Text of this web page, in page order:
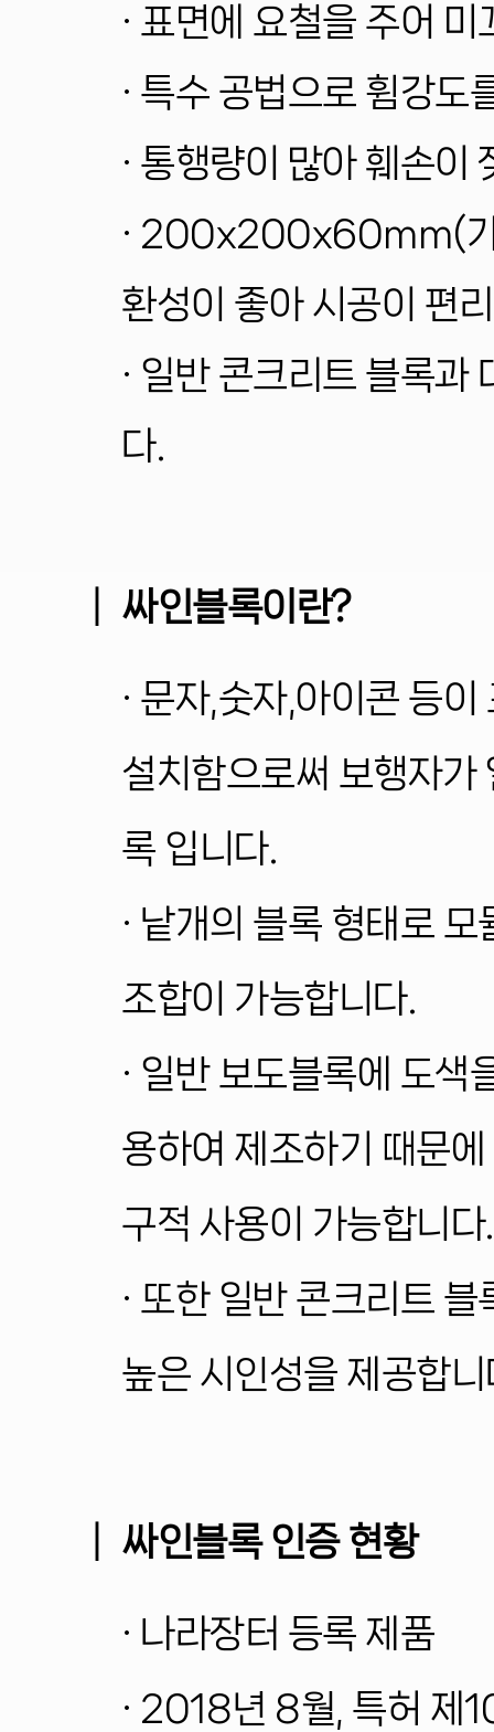
· 표면에 요철을 주어 미
· 특수 공법으로 휨강도
· 통행량이 많아 훼손이
· 200x200x60mm(가
환성이 좋아 시공이 편
· 일반 콘크리트 블록과
다.
싸인블록이란?
· 문자,숫자,아이콘 등
설치함으로써 보행자
록 입니다.
· 낱개의 블록 형태로 모
조합이 가능합니다.
· 일반 보도블록에 도
용하여 제조하기 때문
구적 사용이 가능합니다.
· 또한 일반 콘크리트
높은 시인성을 제공합니
싸인블록 인증 현황
· 나라장터 등록 제품
· 2018년 8월, 특허